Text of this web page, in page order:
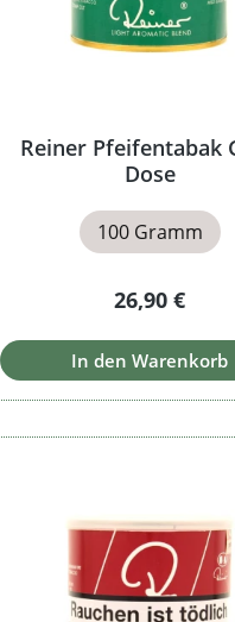
Reiner Pfeifentabak
Dose
100 Gramm
Regulärer
26,90 €
In den Warenkorb